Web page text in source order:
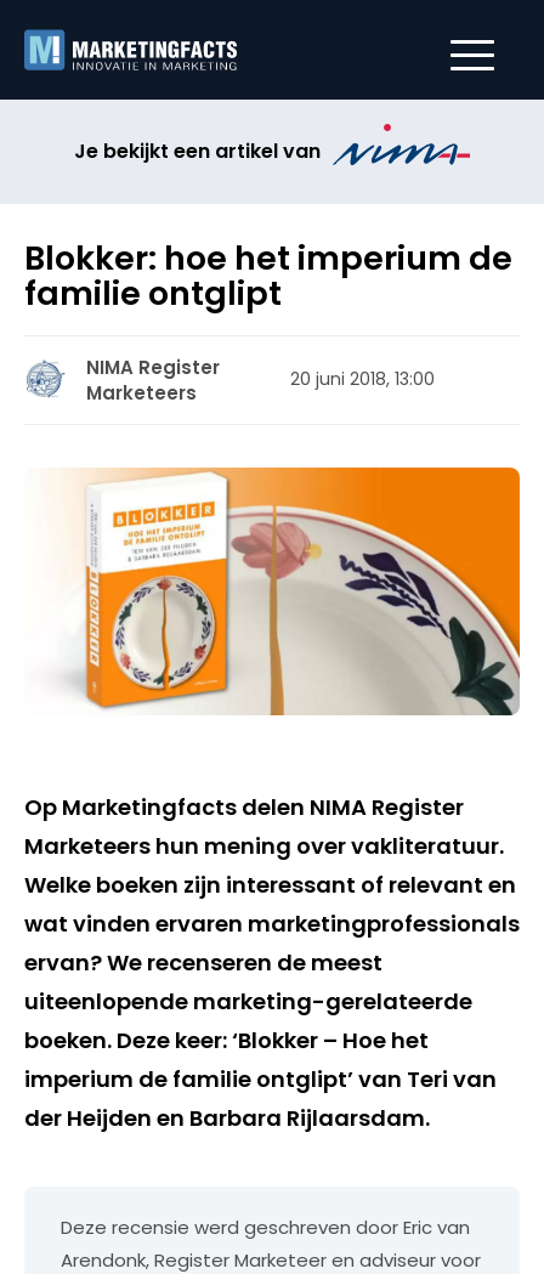
Je bekijkt een artikel van
Blokker: hoe het imperium de
familie ontglipt
NIMA Register
Marketeers
20 juni 2018, 13:00
Op Marketingfacts delen NIMA Register
Marketeers hun mening over vakliteratuur.
Welke boeken zijn interessant of relevant en
wat vinden ervaren marketingprofessionals
ervan? We recenseren de meest
uiteenlopende marketing-gerelateerde
boeken. Deze keer: ‘Blokker – Hoe het
imperium de familie ontglipt’ van Teri van
der Heijden en Barbara Rijlaarsdam.
Deze recensie werd geschreven door Eric van
Arendonk, Register Marketeer en adviseur voor